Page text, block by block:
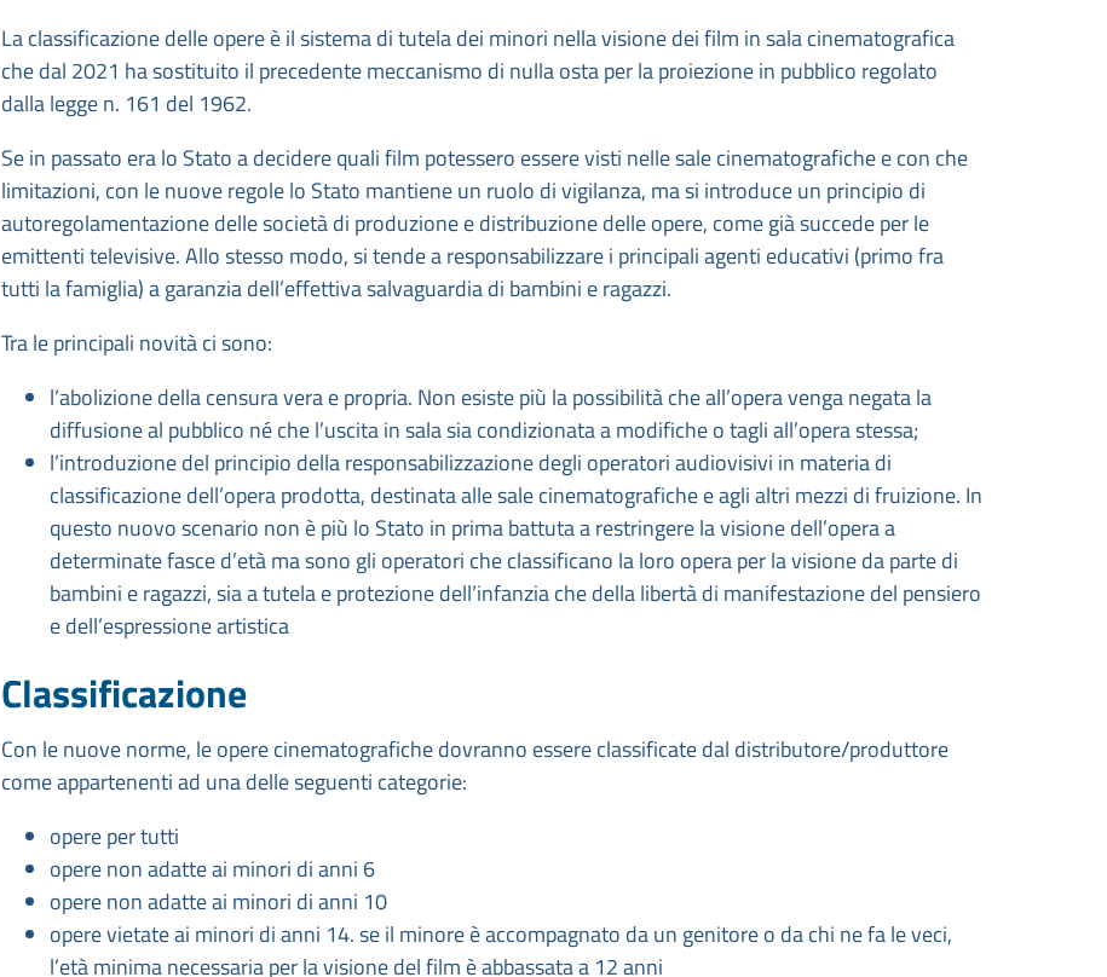
La classificazione delle opere è il sistema di tutela dei minori nella visione dei film in sala cinematografica
che dal 2021 ha sostituito il precedente meccanismo di nulla osta per la proiezione in pubblico regolato
dalla legge n. 161 del 1962.
Se in passato era lo Stato a decidere quali film potessero essere visti nelle sale cinematografiche e con che
limitazioni, con le nuove regole lo Stato mantiene un ruolo di vigilanza, ma si introduce un principio di
autoregolamentazione delle società di produzione e distribuzione delle opere, come già succede per le
emittenti televisive. Allo stesso modo, si tende a responsabilizzare i principali agenti educativi (primo fra
tutti la famiglia) a garanzia dell’effettiva salvaguardia di bambini e ragazzi.
Tra le principali novità ci sono:
l’abolizione della censura vera e propria. Non esiste più la possibilità che all’opera venga negata la
diffusione al pubblico né che l’uscita in sala sia condizionata a modifiche o tagli all’opera stessa;
l’introduzione del principio della responsabilizzazione degli operatori audiovisivi in materia di
classificazione dell’opera prodotta, destinata alle sale cinematografiche e agli altri mezzi di fruizione. In
questo nuovo scenario non è più lo Stato in prima battuta a restringere la visione dell’opera a
determinate fasce d’età ma sono gli operatori che classificano la loro opera per la visione da parte di
bambini e ragazzi, sia a tutela e protezione dell’infanzia che della libertà di manifestazione del pensiero
e dell’espressione artistica
Classificazione
Con le nuove norme, le opere cinematografiche dovranno essere classificate dal distributore/produttore
come appartenenti ad una delle seguenti categorie:
opere per tutti
opere non adatte ai minori di anni 6
opere non adatte ai minori di anni 10
opere vietate ai minori di anni 14. se il minore è accompagnato da un genitore o da chi ne fa le veci,
l’età minima necessaria per la visione del film è abbassata a 12 anni